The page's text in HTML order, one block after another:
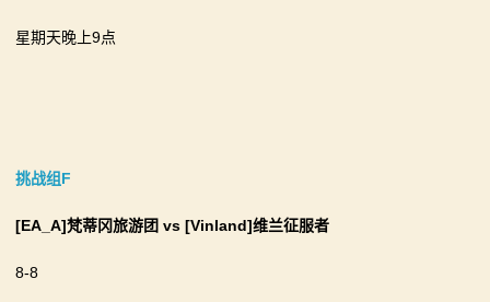
星期天晚上9点
挑战组F
[EA_A]梵蒂冈旅游团 vs [Vinland]维兰征服者
8-8